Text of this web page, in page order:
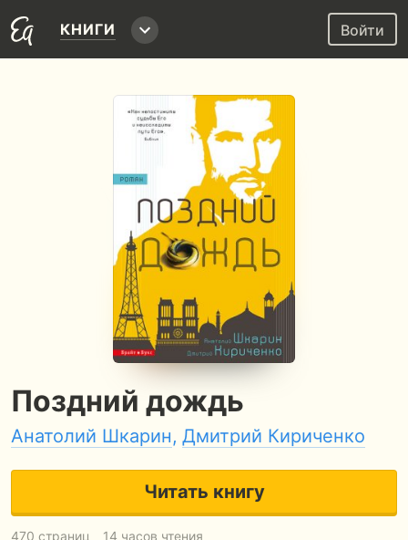
КНИГИ Войти
Поздний дождь
Анатолий Шкарин, Дмитрий Кириченко
Читать книгу
470 страниц 14 часов чтения